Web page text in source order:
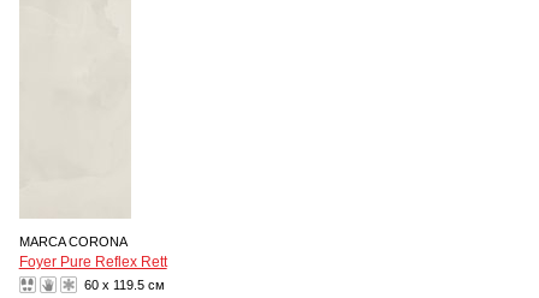
MARCA CORONA
Foyer Pure Reflex Rett
60 x 119.5 см